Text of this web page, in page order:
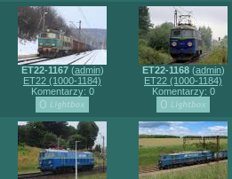
ET22-1167(admin)
ET22 (1000-1184)
Komentarzy: 0
ET22-1168(admin)
ET22 (1000-1184)
Komentarzy: 0